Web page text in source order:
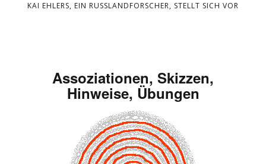
KAI EHLERS, EIN RUSSLANDFORSCHER, STELLT SICH VOR
Assoziationen, Skizzen,
Hinweise, Übungen